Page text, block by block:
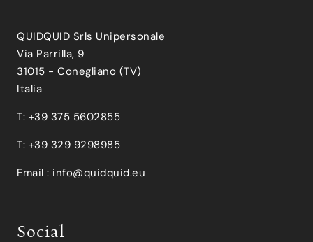
QUIDQUID Srls Unipersonale
Via Parrilla, 9
31015 - Conegliano (TV)
Italia
T: +39 375 5602855
T: +39 329 9298985
Email : info@quidquid.eu
Social